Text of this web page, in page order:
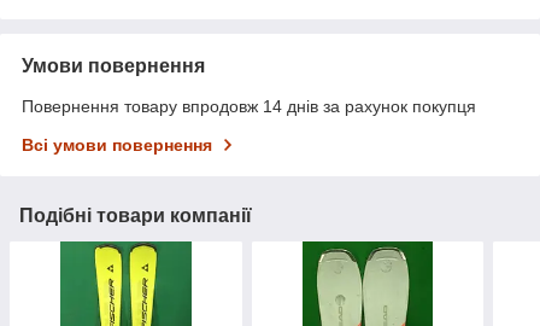
Умови повернення
Повернення товару впродовж 14 днів за рахунок покупця
Всі умови повернення
Подібні товари компанії